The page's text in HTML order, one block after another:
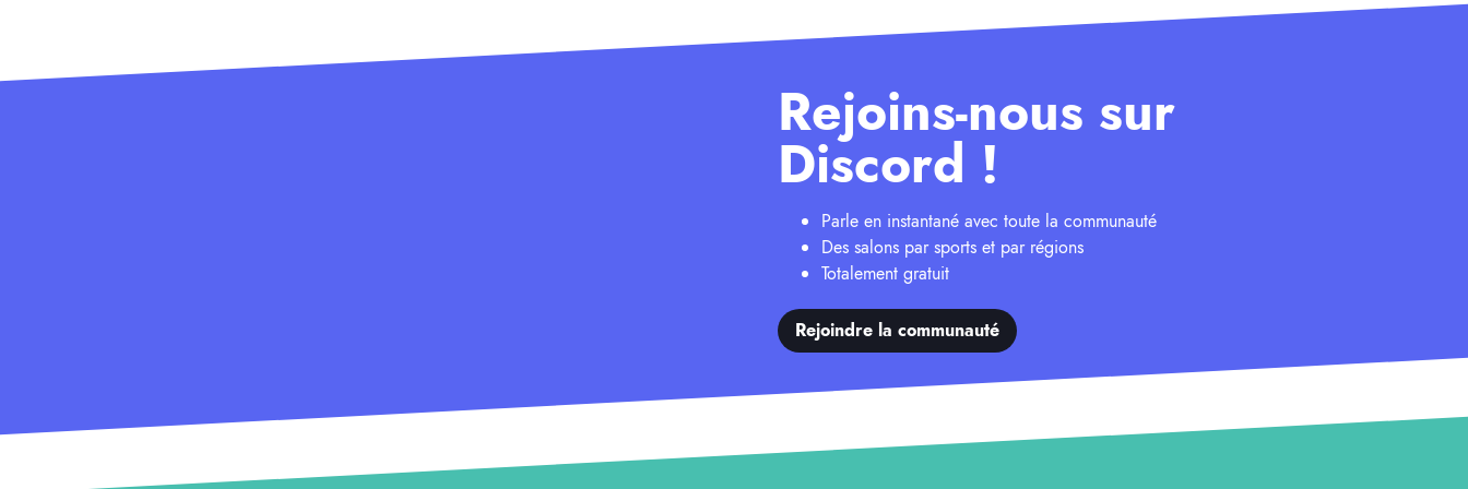
Rejoins-nous sur
Discord !
Parle en instantané avec toute la communauté
Des salons par sports et par régions
Totalement gratuit
Rejoindre la communauté